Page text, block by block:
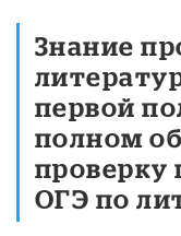
Знание
первой
полном
проверку
ОГЭ по